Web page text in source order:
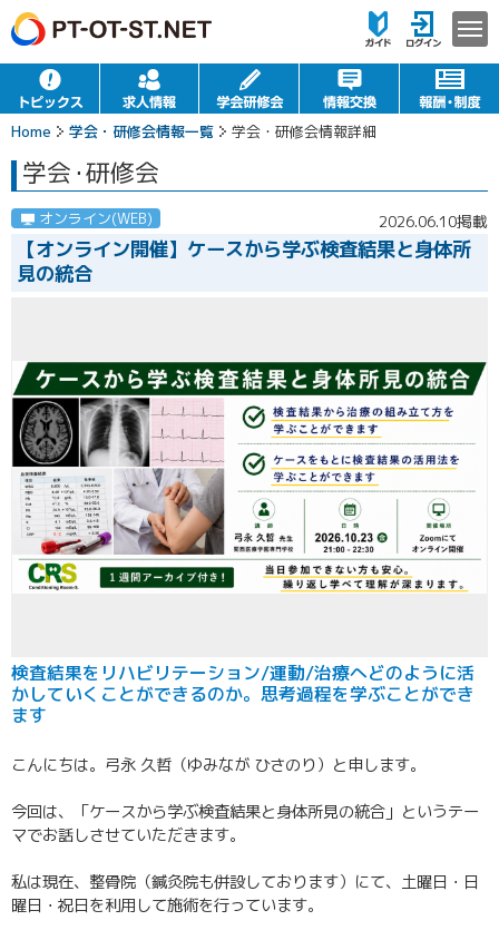
Home 学会・研修会情報一覧 学会・研修会情報詳細
学会・研修会
オンライン(WEB) 2026.06.10掲載
【オンライン開催】ケースから学ぶ検査結果と身体所
見の統合
検査結果をリハビリテーション/運動/治療へどのように活
かしていくことができるのか。思考過程を学ぶことができ
ます
こんにちは。弓永 久哲（ゆみなが ひさのり）と申します。
今回は、「ケースから学ぶ検査結果と身体所見の統合」というテー
マでお話しさせていただきます。
私は現在、整骨院（鍼灸院も併設しております）にて、土曜日・日
曜日・祝日を利用して施術を行っています。